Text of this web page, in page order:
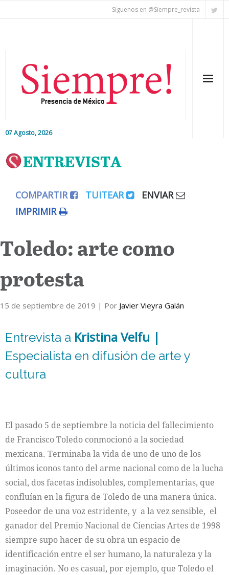
Síguenos en @Siempre_revista
07 Agosto, 2026
Nacional
Internacional
Cultura
ENTREVISTA
COMPARTIR TUITEAR
ENVIAR
IMPRIMIR
Toledo: arte como
protesta
15 de septiembre de 2019 | Por Javier Vieyra Galán
Entrevista a Kristina Velfu |
Especialista en difusión de arte y
cultura
El pasado 5 de septiembre la noticia del fallecimiento
de Francisco Toledo conmocionó a la sociedad
mexicana. Terminaba la vida de uno de uno de los
últimos iconos tanto del arme nacional como de la lucha
social, dos facetas indisolubles, complementarias, que
confluían en la figura de Toledo de una manera única.
Poseedor de una voz estridente, y a la vez sensible, el
ganador del Premio Nacional de Ciencias Artes de 1998
siempre supo hacer de su obra un espacio de
identificación entre el ser humano, la naturaleza y la
imaginación. No es casual, por ejemplo, que Toledo el